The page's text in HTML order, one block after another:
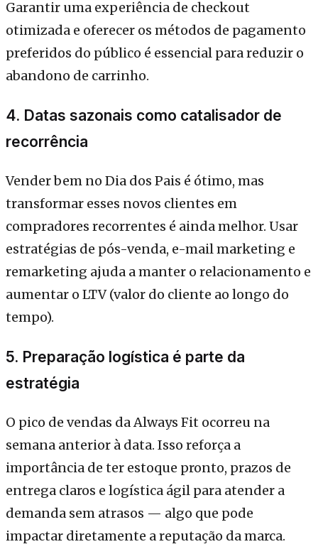
Garantir uma experiência de checkout
otimizada e oferecer os métodos de pagamento
preferidos do público é essencial para reduzir o
abandono de carrinho.
4. Datas sazonais como catalisador de
recorrência
Vender bem no Dia dos Pais é ótimo, mas
transformar esses novos clientes em
compradores recorrentes é ainda melhor. Usar
estratégias de pós-venda, e-mail marketing e
remarketing ajuda a manter o relacionamento e
aumentar o LTV (valor do cliente ao longo do
tempo).
5. Preparação logística é parte da
estratégia
O pico de vendas da Always Fit ocorreu na
semana anterior à data. Isso reforça a
importância de ter estoque pronto, prazos de
entrega claros e logística ágil para atender a
demanda sem atrasos — algo que pode
impactar diretamente a reputação da marca.